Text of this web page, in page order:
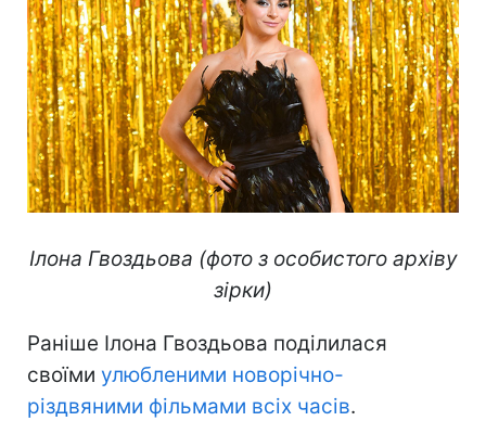
Ілона Гвоздьова (фото з особистого архіву
зірки)
Раніше Ілона Гвоздьова поділилася
своїми улюбленими новорічно-
різдвяними фільмами всіх часів.